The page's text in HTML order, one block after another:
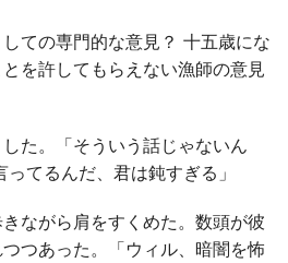
しての専門的な意見？ 十五歳にな
を許してもらえない漁師の意見
た。「そういう話じゃないん
てるんだ、君は鈍すぎる」
ながら肩をすくめた。数頭が彼
つあった。「ウィル、暗闇を怖